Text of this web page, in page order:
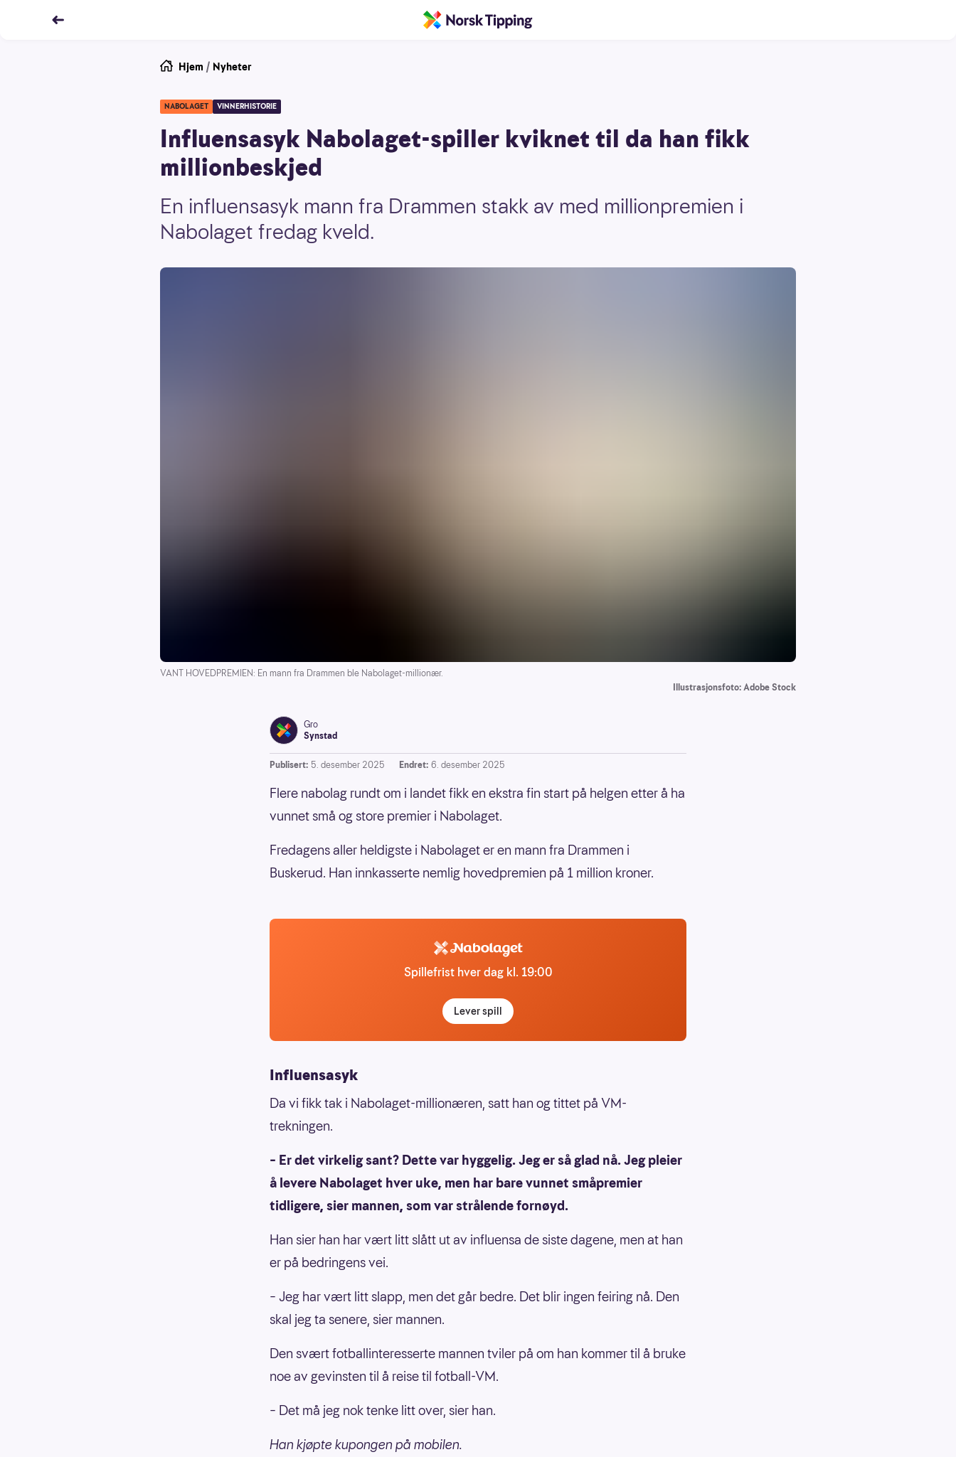
Hjem / Nyheter
NABOLAGET VINNERHISTORIE
Influensasyk Nabolaget-spiller kviknet til da han fikk
millionbeskjed
En influensasyk mann fra Drammen stakk av med millionpremien i
Nabolaget fredag kveld.
VANT HOVEDPREMIEN: En mann fra Drammen ble Nabolaget-millionær.
Illustrasjonsfoto: Adobe Stock
Gro
Synstad
Publisert: 5. desember 2025 Endret: 6. desember 2025
Flere nabolag rundt om i landet fikk en ekstra fin start på helgen etter å ha
vunnet små og store premier i Nabolaget.
Fredagens aller heldigste i Nabolaget er en mann fra Drammen i
Buskerud. Han innkasserte nemlig hovedpremien på 1 million kroner.
Spillefrist hver dag kl. 19:00
Lever spill
Influensasyk
Da vi fikk tak i Nabolaget-millionæren, satt han og tittet på VM-
trekningen.
– Er det virkelig sant? Dette var hyggelig. Jeg er så glad nå. Jeg pleier
å levere Nabolaget hver uke, men har bare vunnet småpremier
tidligere, sier mannen, som var strålende fornøyd.
Han sier han har vært litt slått ut av influensa de siste dagene, men at han
er på bedringens vei.
– Jeg har vært litt slapp, men det går bedre. Det blir ingen feiring nå. Den
skal jeg ta senere, sier mannen.
Den svært fotballinteresserte mannen tviler på om han kommer til å bruke
noe av gevinsten til å reise til fotball-VM.
– Det må jeg nok tenke litt over, sier han.
Han kjøpte kupongen på mobilen.